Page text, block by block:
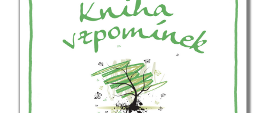
Miloslav Stingl
Bram Stoker
Irving Stone
Martin Stránský
Neil Strauss
Gard Sveen
Ivana Svitková